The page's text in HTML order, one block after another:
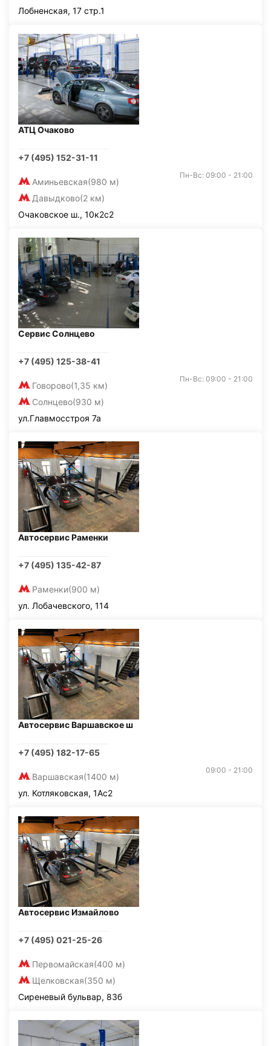
Лобненская, 17 стр.1
АТЦ Очаково
+7 (495) 152-31-11
Аминьевская(980 м)
Давыдково(2 км)
Пн-Вс: 09:00 - 21:00
Очаковское ш., 10к2с2
Сервис Солнцево
+7 (495) 125-38-41
Говорово(1,35 км)
Солнцево(930 м)
Пн-Вс: 09:00 - 21:00
ул.Главмосстроя 7а
Автосервис Раменки
+7 (495) 135-42-87
Раменки(900 м)
ул. Лобачевского, 114
Автосервис Варшавское ш
+7 (495) 182-17-65
Варшавская(1400 м)
09:00 - 21:00
ул. Котляковская, 1Ас2
Автосервис Измайлово
+7 (495) 021-25-26
Первомайская(400 м)
Щелковская(350 м)
Сиреневый бульвар, 83б